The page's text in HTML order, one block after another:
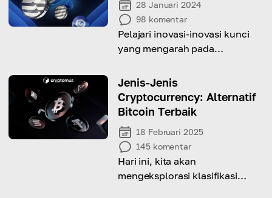
28 Januari 2024
98 komentar
Pelajari inovasi-inovasi kunci
yang mengarah pada
pertama di dunia
Jenis-Jenis
Cryptocurrency: Alternatif
Bitcoin Terbaik
18 Februari 2025
145 komentar
Hari ini, kita akan
mengeksplorasi klasifikasi